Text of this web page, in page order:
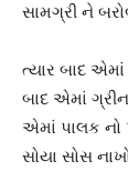
સામગ્રી ને
ત્યાર બાદ
બાદ એમાં
એમાં પાલક નો
સોયા સોસ